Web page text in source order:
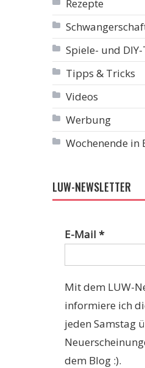
Rezepte
Spiele- und
Tipps & Tricks
Videos
Werbung
Wochenende in
LUW-NEWSLETTER
E-Mail*
Mit dem LUW-
informiere ich
jeden Samstag
dem Blog :).